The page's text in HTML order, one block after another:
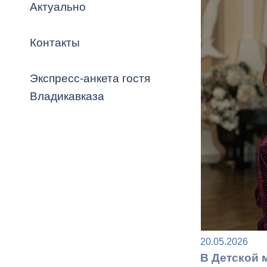
Владикавказ
ОРВ и
Оценка
местного
Открытые
проверок
Актуально
Контакты
Экспресс-анкета гостя
Владикавказа
20.05.2026
В Детской